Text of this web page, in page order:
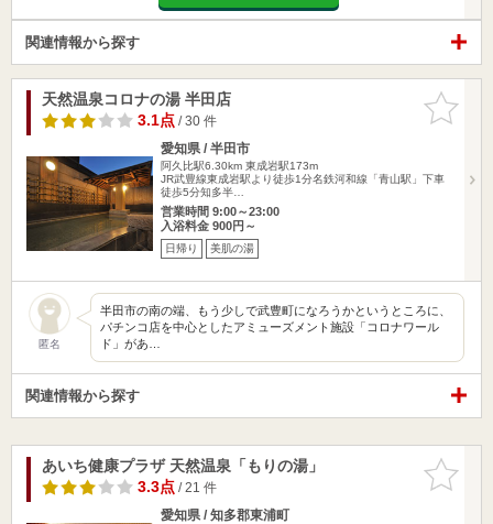
関連情報から探す
お気に入
りに追加
天然温泉コロナの湯 半田店
3.1点/ 30 件
愛知県 / 半田市
阿久比駅6.30km 東成岩駅173m
JR武豊線東成岩駅より徒歩1分名鉄河和線「青山駅」下車
徒歩5分知多半…
営業時間 9:00～23:00
入浴料金 900円～
日帰り 美肌の湯
匿名
半田市の南の端、もう少しで武豊町になろうかというところに、
パチンコ店を中心としたアミューズメント施設「コロナワール
ド」があ…
関連情報から探す
お気に入
りに追加
あいち健康プラザ 天然温泉「もりの湯」
3.3点/ 21 件
愛知県 / 知多郡東浦町